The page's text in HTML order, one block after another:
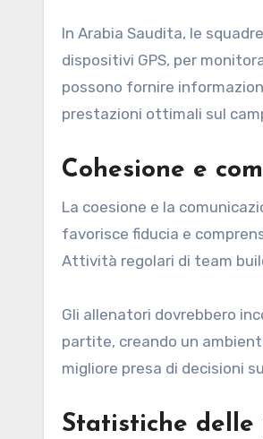
In Arabia Saudita, le
dispositivi GPS, per
possono fornire
prestazioni ottimali sul
Cohesione e
La coesione e la
favorisce fiducia e
Attività regolari di team
Gli allenatori dovrebbero
partite, creando un
migliore presa di decisioni
Statistiche